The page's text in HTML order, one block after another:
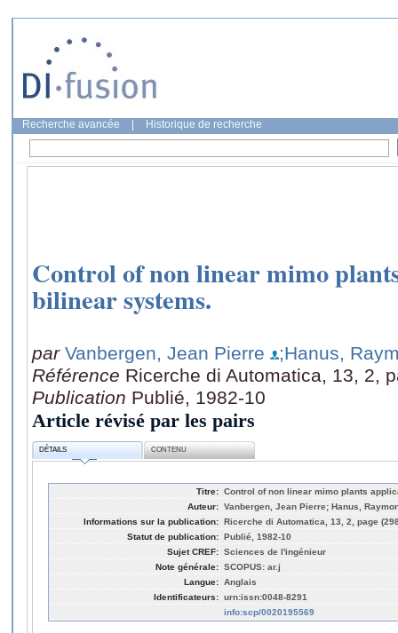
Recherche avancée Historique de recherche
Control of non linear mimo
bilinear systems.
par Vanbergen, Jean Pierre
;Hanus,
Référence Ricerche di Automatica, 13, 2,
Publication Publié, 1982-10
Article révisé par les pairs
DÉTAILS CONTENU
Titre: Control of non linear mimo plants
Auteur: Vanbergen, Jean Pierre; Hanus,
Informations sur la publication: Ricerche di Automatica, 13, 2, page
Statut de publication: Publié, 1982-10
Sujet CREF: Sciences de l'ingénieur
Note générale: SCOPUS: ar.j
Langue: Anglais
Identificateurs: urn:issn:0048-8291
info:scp/0020195569